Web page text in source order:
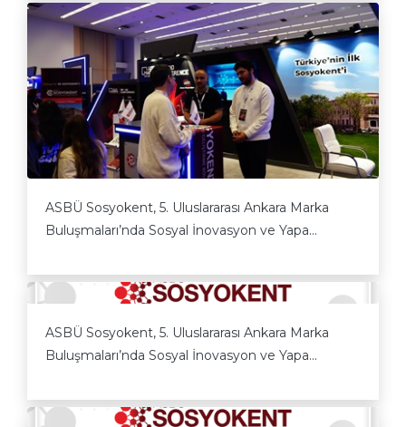
ASBÜ Sosyokent, 5. Uluslararası Ankara Marka
Buluşmaları’nda Sosyal İnovasyon ve Yapa...
ASBÜ Sosyokent, 5. Uluslararası Ankara Marka
Buluşmaları’nda Sosyal İnovasyon ve Yapa...